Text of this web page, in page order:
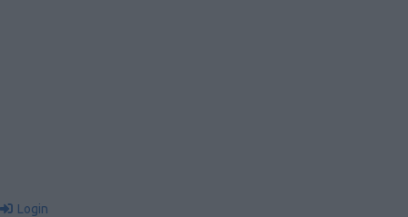
Login